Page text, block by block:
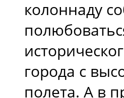
колоннаду
города с
полета. А в